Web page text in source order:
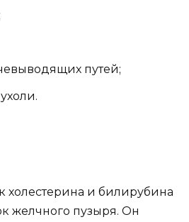
путей;
холестерина и билирубина
желчного пузыря. Он